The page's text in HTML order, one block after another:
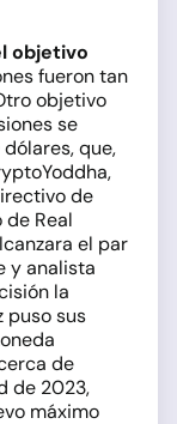
objetivo
fueron tan
objetivo
se
que,
de
Real
el par
y analista
la
puso sus
de
de 2023,
máximo